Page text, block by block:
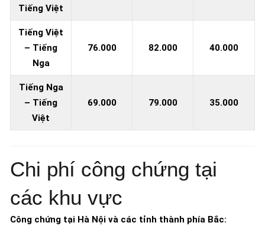
Tiếng Việt
Tiếng Việt
– Tiếng
Nga
76.000 82.000 40.000
Tiếng Nga
– Tiếng
Việt
69.000 79.000 35.000
Chi phí công chứng tại
các khu vực
Công chứng tại Hà Nội và các tỉnh thành phía Bắc: